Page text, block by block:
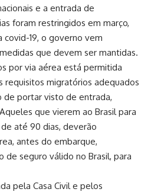
e a entrada de
foram restringidos em março,
covid-19, o governo vem
que devem ser mantidas.
por via aérea está permitida
requisitos migratórios adequados
de portar visto de entrada,
que vierem ao Brasil para
até 90 dias, deverão
antes do embarque,
de seguro válido no Brasil, para
pela Casa Civil e pelos